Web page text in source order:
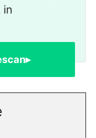
in